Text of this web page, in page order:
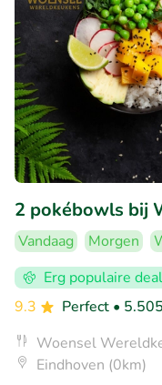
2 pokébowls bij
Vandaag Morgen
Erg populaire deal
9.3
Perfect •
Woensel
Eindhoven (0km)